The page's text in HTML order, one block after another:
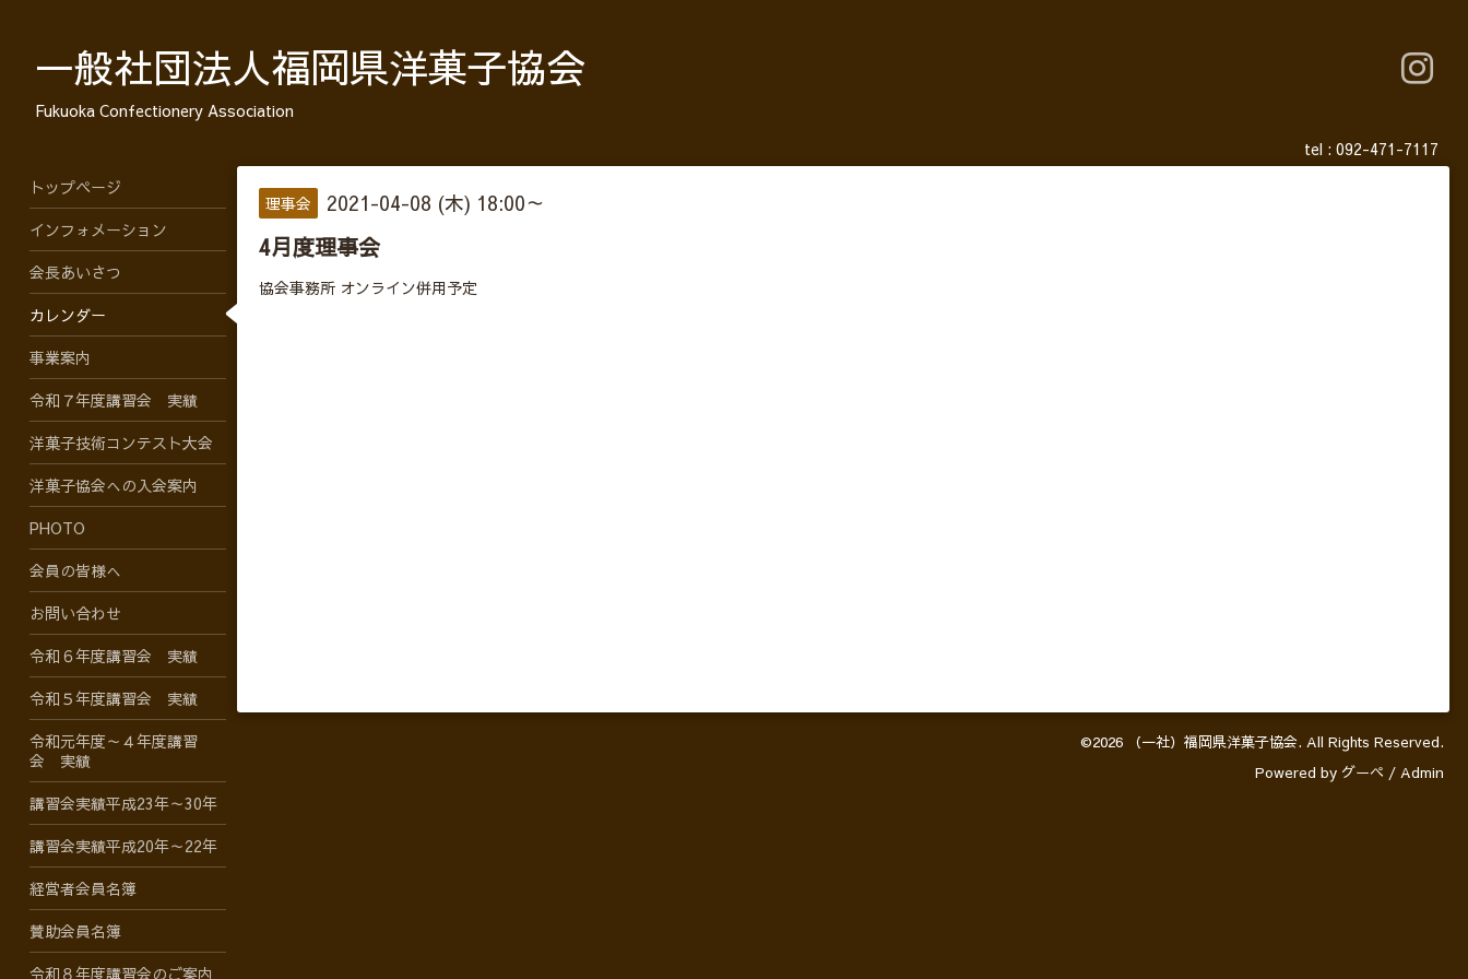
一般社団法人福岡県洋菓子協会
Fukuoka Confectionery Association
tel : 092-471-7117
理事会 2021-04-08 (木) 18:00～
4月度理事会
協会事務所 オンライン併用予定
©2026 （一社）福岡県洋菓子協会. All Rights Reserved.
Powered by グーペ / Admin
トップページ
インフォメーション
会長あいさつ
カレンダー
事業案内
令和７年度講習会 実績
洋菓子技術コンテスト大会
洋菓子協会への入会案内
PHOTO
会員の皆様へ
お問い合わせ
令和６年度講習会 実績
令和５年度講習会 実績
令和元年度～４年度講習
会 実績
講習会実績平成23年～30年
講習会実績平成20年～22年
経営者会員名簿
賛助会員名簿
令和８年度講習会のご案内